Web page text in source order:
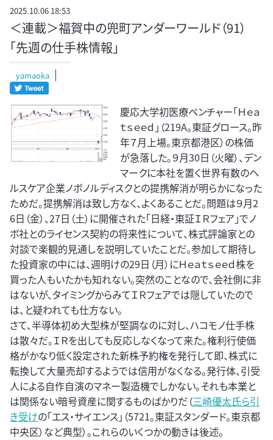
2025.10.06 18:53
＜連載＞福賀中の兜町アンダーワールド（91）
「先週の仕手株情報」
yamaoka
慶応大学初医療ベンチャー「Ｈｅａ
ｔｓｅｅｄ」（219A。東証グロース。昨
年７月上場。東京都港区）の株価
が急落した。９月30日（火曜）、デン
マークに本社を置く世界有数のヘ
ルスケア企業ノボノルディスクとの提携解消が明らかになった
ためだ。提携解消は致し方なく、よくあることだ。問題は９月2
6日（金）、27日（土）に開催された「日経・東証ＩＲフェア」でノ
ボ社とのライセンス契約の将来性について、株式評論家との
対談で楽観的見通しを説明していたことだ。参加して期待し
た投資家の中には、週明けの29日（月）にＨｅａｔｓｅｅｄ株を
買った人もいたかも知れない。突然のことなので、会社側に非
はないが、タイミングからみてＩＲフェアでは隠していたので
は、と疑われても仕方ない。
さて、半導体初め大型株が堅調なのに対し、ハコモノ仕手株
は散々だ。ＩＲを出しても反応しなくなって来た。権利行使価
格がかなり低く設定された新株予約権を発行して即、株式に
転換して大量売却するようでは信用がなくなる。発行体、引受
人による自作自演のマネー製造機でしかない。それも本業と
は関係ない暗号資産に関するものばかりだ（三崎優太氏ら引
き受けの「エス・サイエンス」（5721。東証スタンダード。東京都
中央区）など典型）。これらのいくつかの動きは後述。